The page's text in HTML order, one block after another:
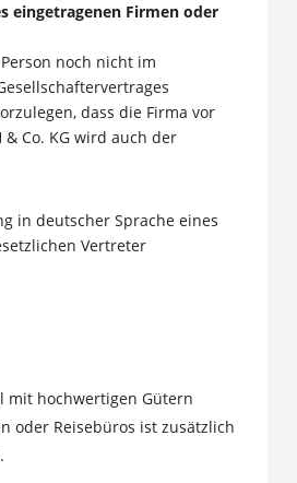
eingetragenen Firmen oder
noch nicht im
dass die Firma vor
Co. KG wird auch der
in deutscher Sprache eines
Vertreter
mit hochwertigen Gütern
oder Reisebüros ist zusätzlich